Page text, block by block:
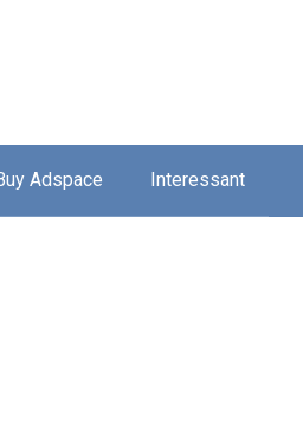
Adspace Interessant